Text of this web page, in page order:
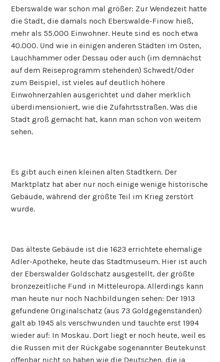
Eberswalde war schon mal größer: Zur Wendezeit hatte
die Stadt, die damals noch Eberswalde-Finow hieß,
mehr als 55.000 Einwohner. Heute sind es noch etwa
40.000. Und wie in einigen anderen Städten im Osten,
Lauchhammer oder Dessau oder auch (im demnächst
auf dem Reiseprogramm stehenden) Schwedt/Oder
zum Beispiel, ist vieles auf deutlich höhere
Einwohnerzahlen ausgerichtet und daher merklich
überdimensioniert, wie die Zufahrtsstraßen. Was die
Stadt groß gemacht hat, kann man schon von weitem
sehen.
Es gibt auch einen kleinen alten Stadtkern. Der
Marktplatz hat aber nur noch einige wenige historische
Gebäude, während der größte Teil im Krieg zerstört
wurde.
Das älteste Gebäude ist die 1623 errichtete ehemalige
Adler-Apotheke, heute das Stadtmuseum. Hier ist auch
der Eberswalder Goldschatz ausgestellt, der größte
bronzezeitliche Fund in Mitteleuropa. Allerdings kann
man heute nur noch Nachbildungen sehen: Der 1913
gefundene Originalschatz (aus 73 Goldgegenständen)
galt ab 1945 als verschwunden und tauchte erst 1994
wieder auf: In Moskau. Dort liegt er noch heute, weil es
die Russen mit der Rückgabe sogenannter Beutekunst
offenbar nicht so haben wie die Deutschen, die ja